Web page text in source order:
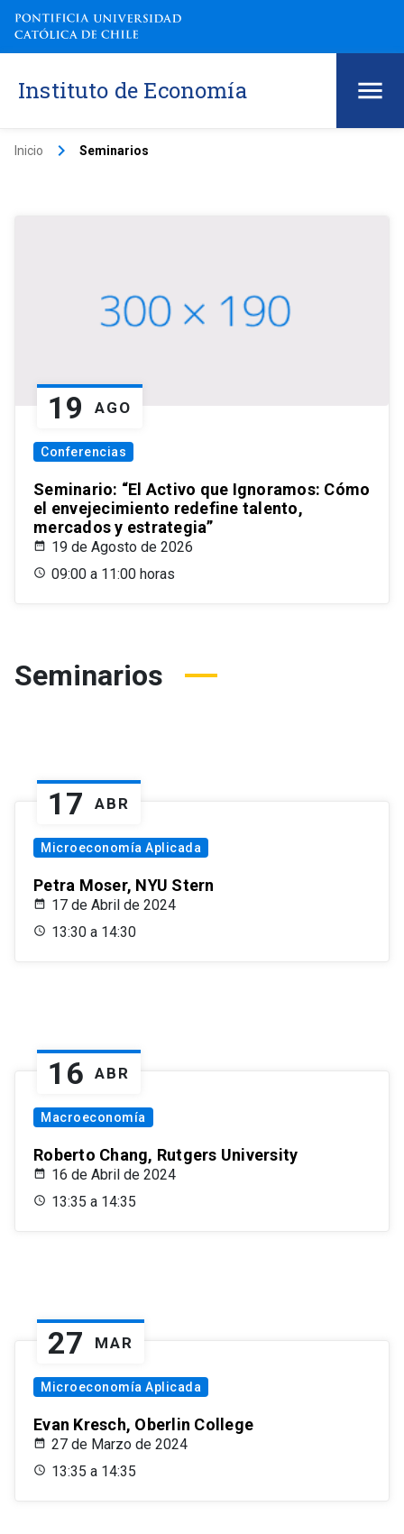
Instituto de Economía
Inicio keyboard_arrow_right Seminarios
19 AGO
Conferencias
Seminario: “El Activo que Ignoramos: Cómo
el envejecimiento redefine talento,
mercados y estrategia”
19 de Agosto de 2026
09:00 a 11:00 horas
Seminarios
17 ABR
Microeconomía Aplicada
Petra Moser, NYU Stern
17 de Abril de 2024
13:30 a 14:30
16 ABR
Macroeconomía
Roberto Chang, Rutgers University
16 de Abril de 2024
13:35 a 14:35
27 MAR
Microeconomía Aplicada
Evan Kresch, Oberlin College
27 de Marzo de 2024
13:35 a 14:35